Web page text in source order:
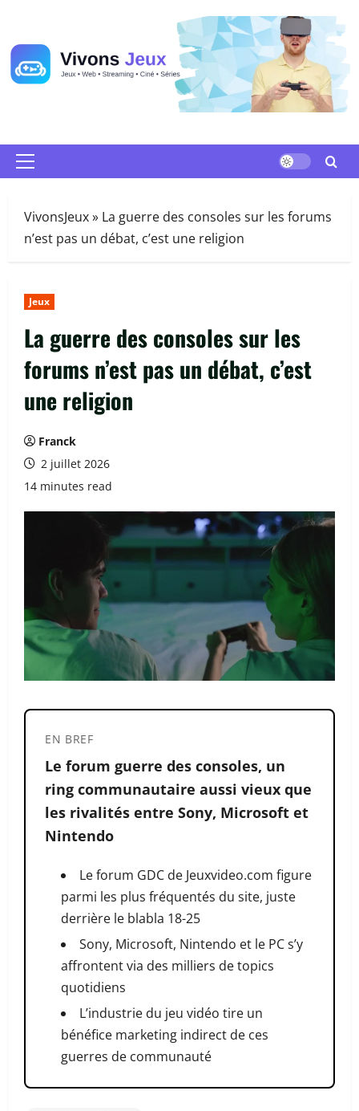
contenu
Menu
VivonsJeux» La guerre des consoles sur les forums
n’est pas un débat, c’est une religion
Jeux
La guerre des consoles sur les
forums n’est pas un débat, c’est
une religion
Franck
2 juillet 2026
14 minutes read
EN BREF
Le forum guerre des consoles, un
ring communautaire aussi vieux que
les rivalités entre Sony, Microsoft et
Nintendo
Le forum GDC de Jeuxvideo.com figure
parmi les plus fréquentés du site, juste
derrière le blabla 18-25
Sony, Microsoft, Nintendo et le PC s’y
affrontent via des milliers de topics
quotidiens
L’industrie du jeu vidéo tire un
bénéfice marketing indirect de ces
guerres de communauté